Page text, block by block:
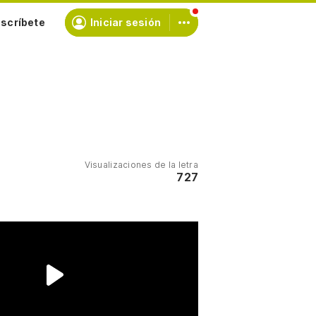
Iniciar sesión
Visualizaciones de la letra
727